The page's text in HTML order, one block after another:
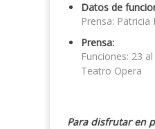
Datos de
Prensa:
Prensa:
Funciones: 23
Teatro Opera
Para disfrutar en